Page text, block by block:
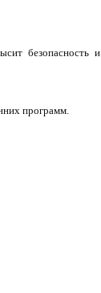
безопасность и
программ.